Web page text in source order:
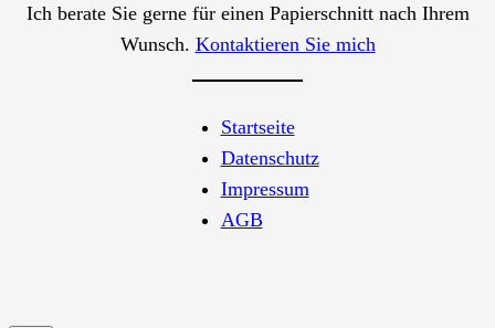
Ich berate Sie gerne für einen Papierschnitt nach Ihrem
Wunsch. Kontaktieren Sie mich
Startseite
Datenschutz
Impressum
AGB